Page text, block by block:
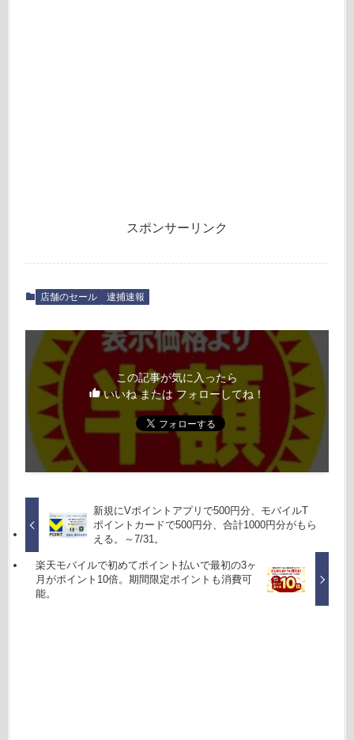
スポンサーリンク
店舗のセール 逮捕速報
この記事が気に入ったら
いいね または フォローしてね！
新規にVポイントアプリで500円分、モバイルT
ポイントカードで500円分、合計1000円分がもら
える。～7/31。
楽天モバイルで初めてポイント払いで最初の3ヶ
月がポイント10倍。期間限定ポイントも消費可
能。